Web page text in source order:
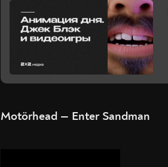
Motörhead — Enter Sandman